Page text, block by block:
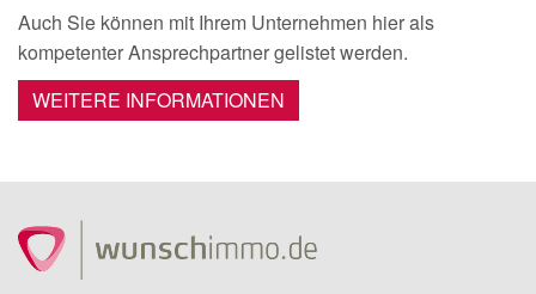
Auch Sie können mit Ihrem Unternehmen hier als
kompetenter Ansprechpartner gelistet werden.
WEITERE INFORMATIONEN